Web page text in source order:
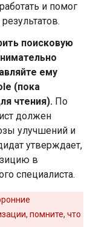
и помог
поисковую
ему
(пока
чтения). По
должен
улучшений и
утверждает,
в
специалиста.
помните, что